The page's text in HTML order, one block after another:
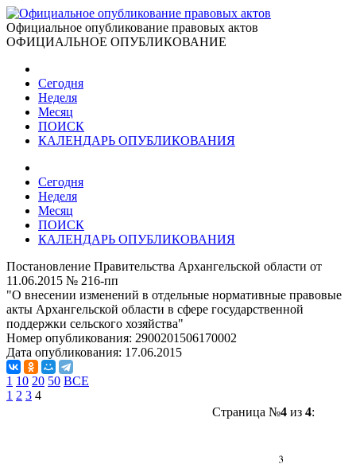
Официальное опубликование правовых актов
ОФИЦИАЛЬНОЕ ОПУБЛИКОВАНИЕ
Сегодня
Неделя
Месяц
ПОИСК
КАЛЕНДАРЬ ОПУБЛИКОВАНИЯ
Сегодня
Неделя
Месяц
ПОИСК
КАЛЕНДАРЬ ОПУБЛИКОВАНИЯ
Постановление Правительства Архангельской области от
11.06.2015 № 216-пп
"О внесении изменений в отдельные нормативные правовые
акты Архангельской области в сфере государственной
поддержки сельского хозяйства"
Номер опубликования: 2900201506170002
Дата опубликования: 17.06.2015
1 10 20 50 ВСЕ
1 2 3 4
Страница №4из 4: